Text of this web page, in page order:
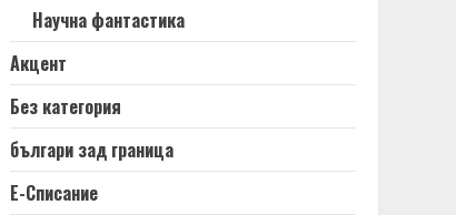
Научна фантастика
Акцент
Без категория
българи зад граница
Е-Списание